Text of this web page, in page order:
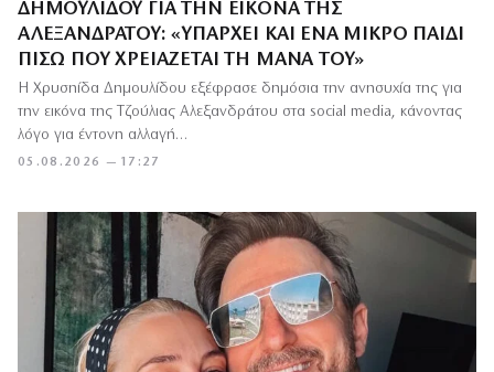
ΔΗΜΟΥΛΊΔΟΥ ΓΙΑ ΤΗΝ ΕΙΚΌΝΑ ΤΗΣ
ΑΛΕΞΑΝΔΡΆΤΟΥ: «ΥΠΆΡΧΕΙ ΚΑΙ ΈΝΑ ΜΙΚΡΌ ΠΑΙΔΊ
ΠΊΣΩ ΠΟΥ ΧΡΕΙΆΖΕΤΑΙ ΤΗ ΜΆΝΑ ΤΟΥ»
05.08.2026 — 17:27
Η Χρυσηίδα Δημουλίδου εξέφρασε δημόσια την ανησυχία της για
την εικόνα της Τζούλιας Αλεξανδράτου στα social media, κάνοντας
λόγο για έντονη αλλαγή…